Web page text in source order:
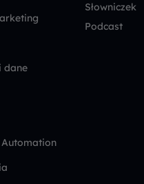
dane
Słowniczek
Podcast